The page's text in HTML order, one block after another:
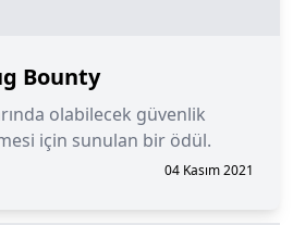
Bounty
olabilecek güvenlik
için sunulan bir ödül.
04 Kasım 2021